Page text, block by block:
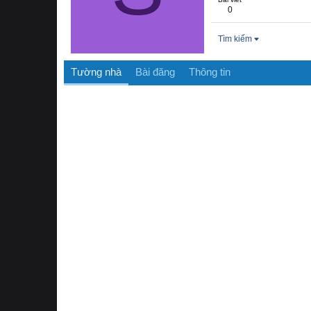
0
Tìm kiếm
Tường nhà Bài đăng Thông tin